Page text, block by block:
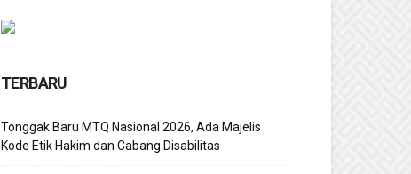
TERBARU
Tonggak Baru MTQ Nasional 2026, Ada Majelis
Kode Etik Hakim dan Cabang Disabilitas